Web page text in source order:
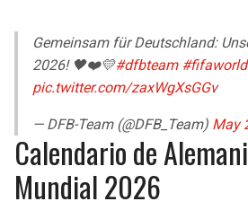
Gemeinsam für Deutschland:
2026! 🖤❤️💛#dfbteam
pic.twitter.com/zaxWgXsGGv
— DFB-Team (@DFB_Team) May
Calendario de
Mundial 2026